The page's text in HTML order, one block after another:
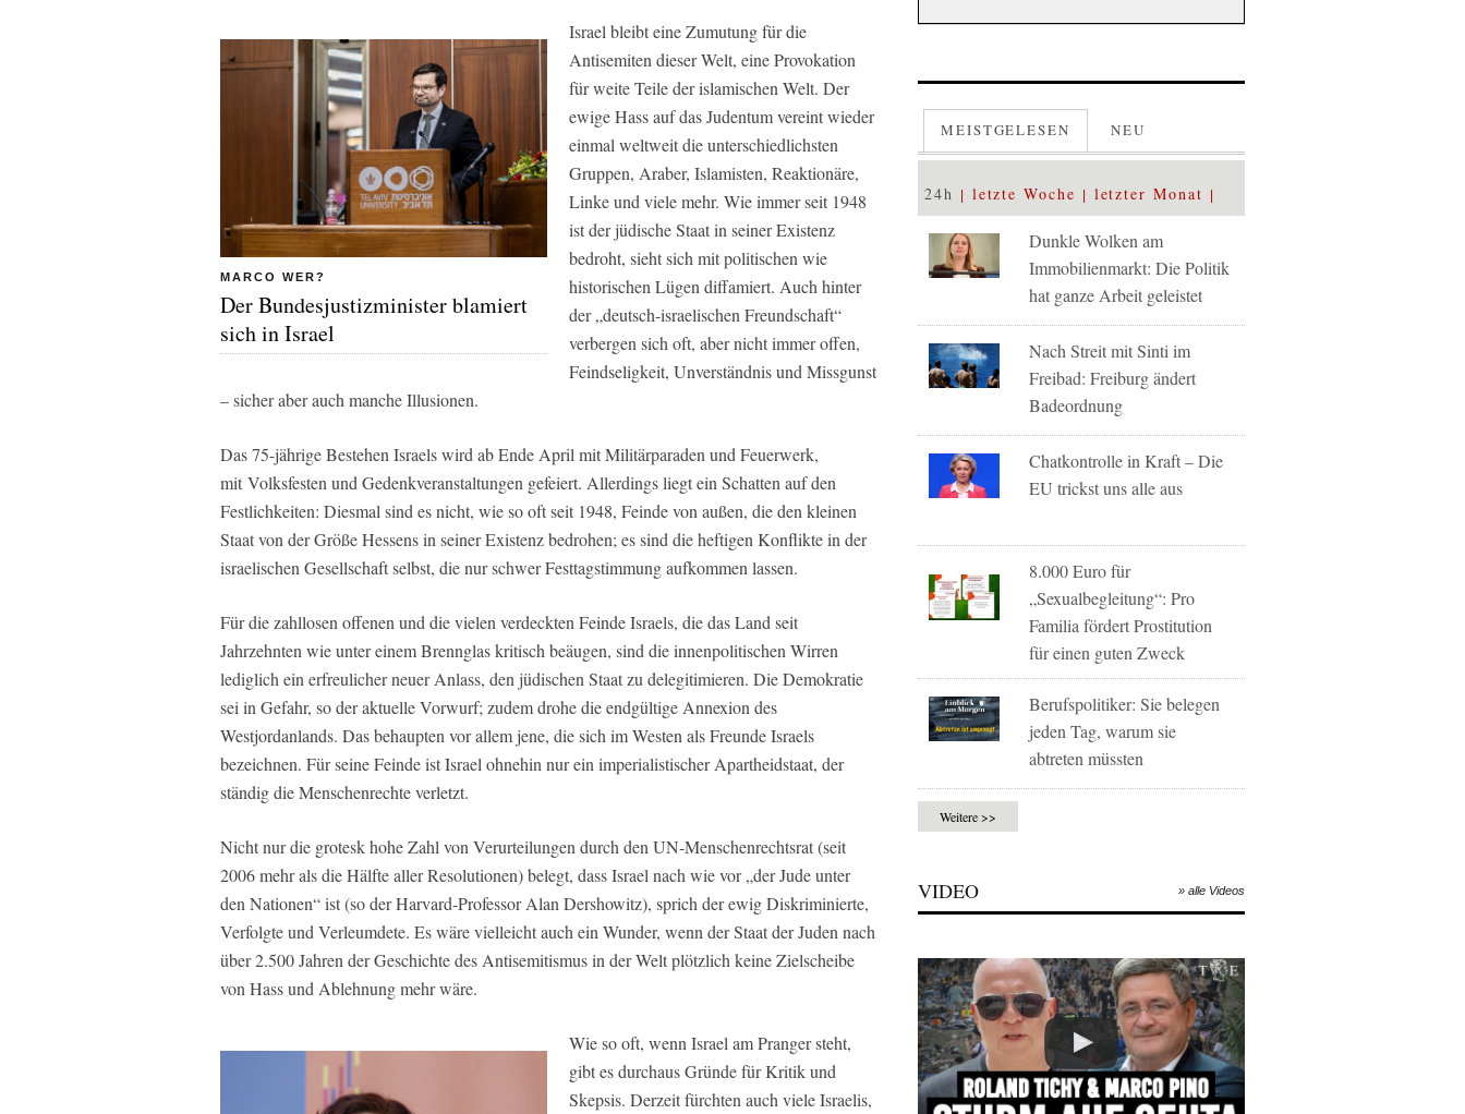
MARCO WER?
Der Bundesjustizminister blamiert
sich in Israel
Israel bleibt eine Zumutung für die
Antisemiten dieser Welt, eine Provokation
für weite Teile der islamischen Welt. Der
ewige Hass auf das Judentum vereint wieder
einmal weltweit die unterschiedlichsten
Gruppen, Araber, Islamisten, Reaktionäre,
Linke und viele mehr. Wie immer seit 1948
ist der jüdische Staat in seiner Existenz
bedroht, sieht sich mit politischen wie
historischen Lügen diffamiert. Auch hinter
der „deutsch-israelischen Freundschaft“
verbergen sich oft, aber nicht immer offen,
Feindseligkeit, Unverständnis und Missgunst
– sicher aber auch manche Illusionen.
Das 75-jährige Bestehen Israels wird ab Ende April mit Militärparaden und Feuerwerk,
mit Volksfesten und Gedenkveranstaltungen gefeiert. Allerdings liegt ein Schatten auf den
Festlichkeiten: Diesmal sind es nicht, wie so oft seit 1948, Feinde von außen, die den kleinen
Staat von der Größe Hessens in seiner Existenz bedrohen; es sind die heftigen Konflikte in der
israelischen Gesellschaft selbst, die nur schwer Festtagstimmung aufkommen lassen.
Für die zahllosen offenen und die vielen verdeckten Feinde Israels, die das Land seit
Jahrzehnten wie unter einem Brennglas kritisch beäugen, sind die innenpolitischen Wirren
lediglich ein erfreulicher neuer Anlass, den jüdischen Staat zu delegitimieren. Die Demokratie
sei in Gefahr, so der aktuelle Vorwurf; zudem drohe die endgültige Annexion des
Westjordanlands. Das behaupten vor allem jene, die sich im Westen als Freunde Israels
bezeichnen. Für seine Feinde ist Israel ohnehin nur ein imperialistischer Apartheidstaat, der
ständig die Menschenrechte verletzt.
Nicht nur die grotesk hohe Zahl von Verurteilungen durch den UN-Menschenrechtsrat (seit
2006 mehr als die Hälfte aller Resolutionen) belegt, dass Israel nach wie vor „der Jude unter
den Nationen“ ist (so der Harvard-Professor Alan Dershowitz), sprich der ewig Diskriminierte,
Verfolgte und Verleumdete. Es wäre vielleicht auch ein Wunder, wenn der Staat der Juden nach
über 2.500 Jahren der Geschichte des Antisemitismus in der Welt plötzlich keine Zielscheibe
von Hass und Ablehnung mehr wäre.
Wie so oft, wenn Israel am Pranger steht,
gibt es durchaus Gründe für Kritik und
Skepsis. Derzeit fürchten auch viele Israelis,
MEISTGELESEN NEU
24h letzte Woche letzter Monat
Dunkle Wolken am
Immobilienmarkt: Die Politik
hat ganze Arbeit geleistet
Nach Streit mit Sinti im
Freibad: Freiburg ändert
Badeordnung
Chatkontrolle in Kraft – Die
EU trickst uns alle aus
8.000 Euro für
„Sexualbegleitung“: Pro
Familia fördert Prostitution
für einen guten Zweck
Berufspolitiker: Sie belegen
jeden Tag, warum sie
abtreten müssten
Weitere >>
VIDEO » alle Videos